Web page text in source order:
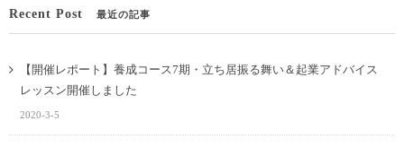
Recent Post 最近の記事
【開催レポート】養成コース7期・立ち居振る舞い＆起業アドバイス
レッスン開催しました
2020-3-5